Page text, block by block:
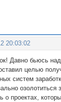
20:03:02
Давно бьюсь
целью
систем
о проектах,